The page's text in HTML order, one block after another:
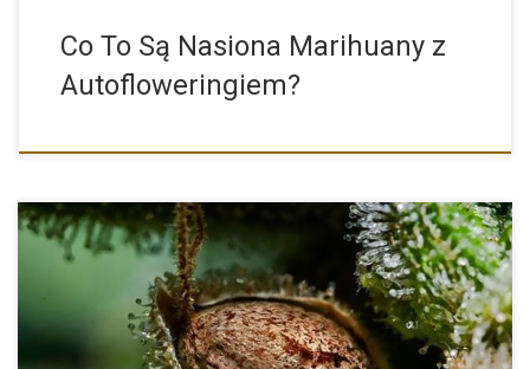
Co To Są Nasiona Marihuany z
Autofloweringiem?
Najważniejszym czynnikiem niezbędnym dla uzyskania wysokich